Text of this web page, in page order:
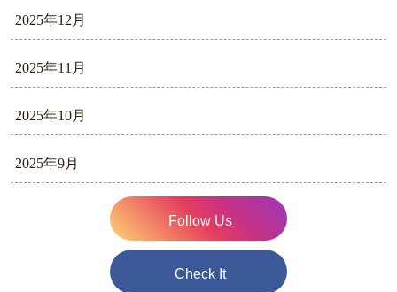
2025年12月
2025年11月
2025年10月
2025年9月
Follow Us
Check It